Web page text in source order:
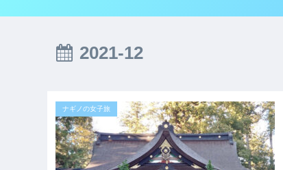
2021-12
ナギノの女子旅